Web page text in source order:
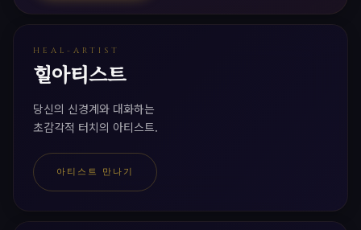
HEAL-ARTIST
힐아티스트
당신의 신경계와 대화하는
초감각적 터치의 아티스트.
아티스트 만나기